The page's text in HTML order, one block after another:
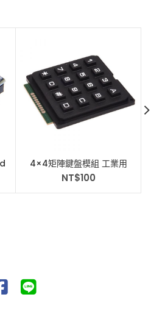
4×4矩陣鍵盤模組 工業用
NT$100